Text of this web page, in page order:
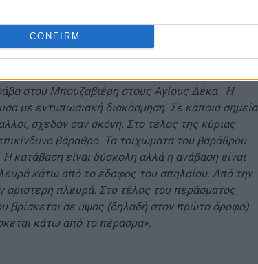
CONFIRM
μερικά σπήλαια στην κεντρική Κέρκυρα όπως η
στου Μπουζαβιέρη στους Αγίους Δέκα. Η
με εντυπωσιακή διακόσμηση. Σε κάποια σημεία
σχεδόν σαν σκόνη. Στο τέλος της κύριας
βάραθρο. Τα τοιχώματα του βαράθρου
κατάβαση είναι δύσκολη αλλά η ανάβαση είναι
κάτω από το έδαφος του σπηλαίου. Από την
αριστερή πλευρά. Στο τέλος του περάσματος
βρίσκεται σε ύψος (δηλαδή στον πρώτο όροφο)
κάτω από το πέρασμα».